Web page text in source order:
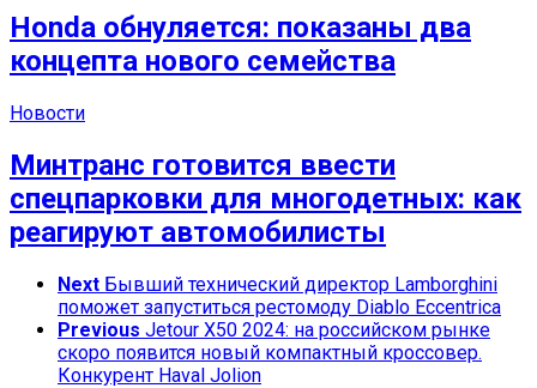
Honda обнуляется: показаны два
концепта нового семейства
Новости
Минтранс готовится ввести
спецпарковки для многодетных: как
реагируют автомобилисты
Next Бывший технический директор Lamborghini
поможет запуститься рестомоду Diablo Eccentrica
Previous Jetour X50 2024: на российском рынке
скоро появится новый компактный кроссовер.
Конкурент Haval Jolion